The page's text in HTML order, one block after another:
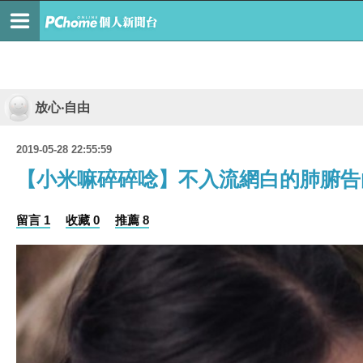
放心‧自由
2019-05-28 22:55:59
【小米嘛碎碎唸】不入流網白的肺腑
留言 1 收藏 0 推薦 8